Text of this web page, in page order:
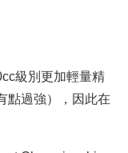
級別更加輕量精
點過強），因此在